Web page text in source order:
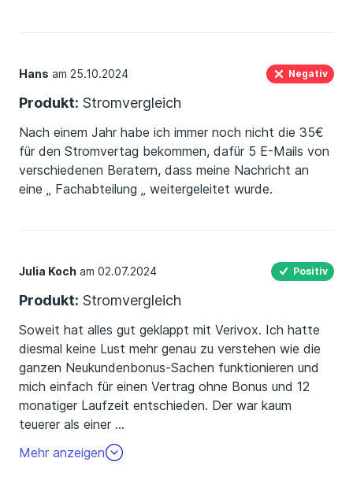
Hans am 25.10.2024 Negativ
Produkt: Stromvergleich
Nach einem Jahr habe ich immer noch nicht die 35€
für den Stromvertag bekommen, dafür 5 E-Mails von
verschiedenen Beratern, dass meine Nachricht an
eine „ Fachabteilung „ weitergeleitet wurde.
Julia Koch am 02.07.2024 Positiv
Produkt: Stromvergleich
Soweit hat alles gut geklappt mit Verivox. Ich hatte
diesmal keine Lust mehr genau zu verstehen wie die
ganzen Neukundenbonus-Sachen funktionieren und
mich einfach für einen Vertrag ohne Bonus und 12
monatiger Laufzeit entschieden. Der war kaum
teuerer als einer …
mit diesen großen Bonuswerten wo ich nicht weiss,
wann ich das Geld kriege. Wechsel und Kündigung war
Mehr anzeigen